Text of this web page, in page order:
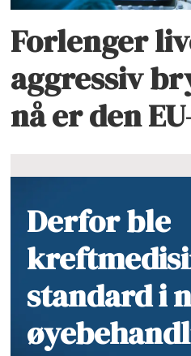
Forlenger
aggressiv
nå er den
Derfor ble
standard i